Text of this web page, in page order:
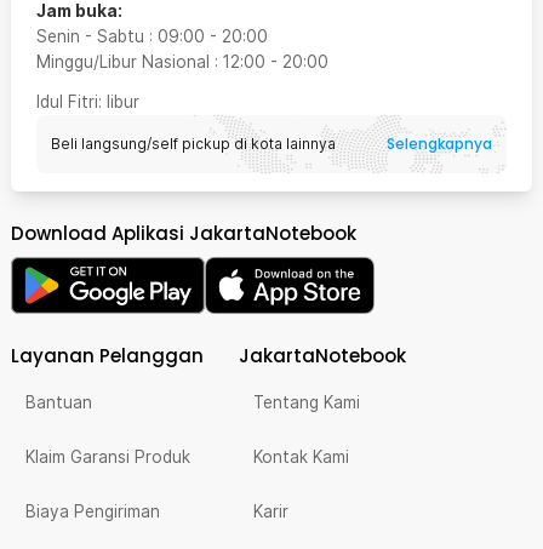
Jam buka:
Senin - Sabtu : 09:00 - 20:00
Minggu/Libur Nasional : 12:00 - 20:00
Idul Fitri: libur
Beli langsung/self pickup di kota lainnya Selengkapnya
Download Aplikasi JakartaNotebook
Layanan Pelanggan
Bantuan
Klaim Garansi Produk
Biaya Pengiriman
JakartaNotebook
Tentang Kami
Kontak Kami
Karir